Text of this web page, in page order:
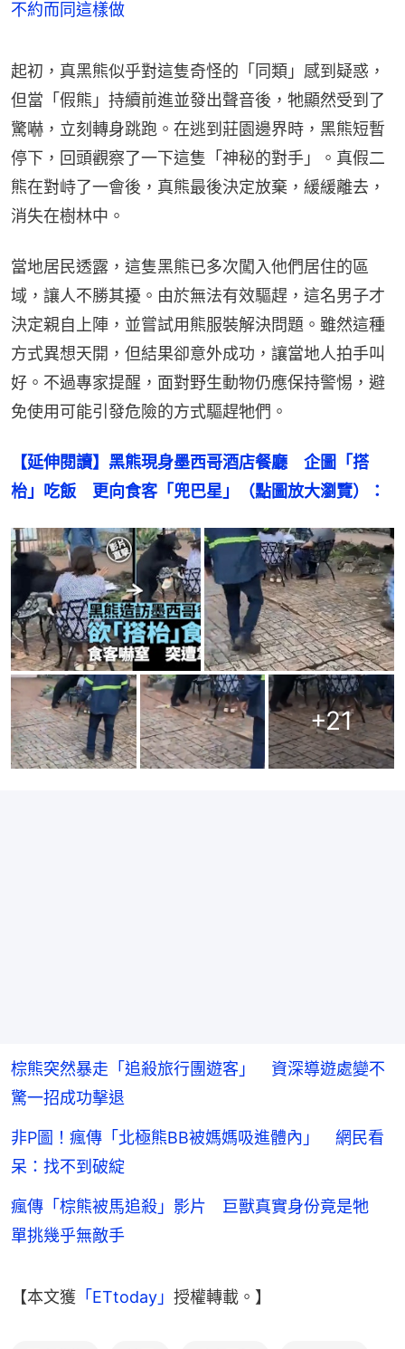
不約而同這樣做
起初，真黑熊似乎對這隻奇怪的「同類」感到疑惑，
但當「假熊」持續前進並發出聲音後，牠顯然受到了
驚嚇，立刻轉身跳跑。在逃到莊園邊界時，黑熊短暫
停下，回頭觀察了一下這隻「神秘的對手」。真假二
熊在對峙了一會後，真熊最後決定放棄，緩緩離去，
消失在樹林中。
當地居民透露，這隻黑熊已多次闖入他們居住的區
域，讓人不勝其擾。由於無法有效驅趕，這名男子才
決定親自上陣，並嘗試用熊服裝解決問題。雖然這種
方式異想天開，但結果卻意外成功，讓當地人拍手叫
好。不過專家提醒，面對野生動物仍應保持警惕，避
免使用可能引發危險的方式驅趕牠們。
【延伸閱讀】黑熊現身墨西哥酒店餐廳　企圖「搭
枱」吃飯　更向食客「兜巴星」（點圖放大瀏覽）：
+21
棕熊突然暴走「追殺旅行團遊客」 資深導遊處變不
驚一招成功擊退
非P圖！瘋傳「北極熊BB被媽媽吸進體內」 網民看
呆：找不到破綻
瘋傳「棕熊被馬追殺」影片 巨獸真實身份竟是牠
單挑幾乎無敵手
【本文獲 「ETtoday」 授權轉載。】